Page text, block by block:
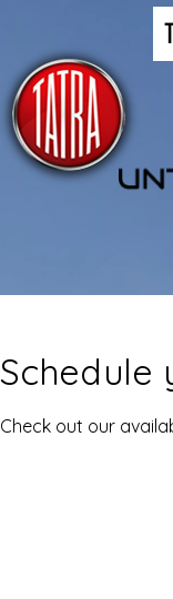
Schedule
Check out our